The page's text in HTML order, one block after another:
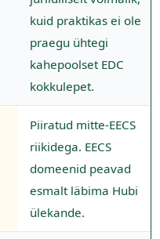
kuid praktikas ei ole
praegu ühtegi
kahepoolset EDC
kokkulepet.
Piiratud mitte-EECS
riikidega. EECS
domeenid peavad
esmalt läbima Hubi
ülekande.